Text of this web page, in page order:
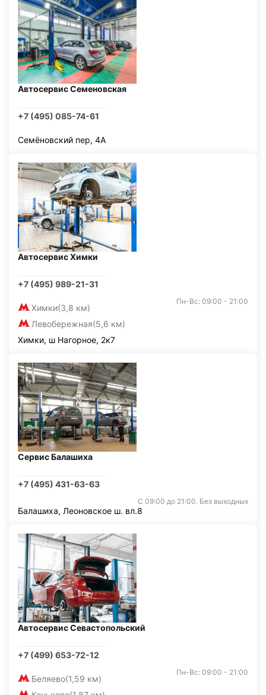
Автосервис Семеновская
+7 (495) 085-74-61
Семёновский пер, 4А
Автосервис Химки
+7 (495) 989-21-31
Химки(3,8 км)
Левобережная(5,6 км)
Пн-Вс: 09:00 - 21:00
Химки, ш Нагорное, 2к7
Сервис Балашиха
+7 (495) 431-63-63
С 09:00 до 21:00. Без выходных
Балашиха, Леоновское ш. вл.8
Автосервис Севастопольский
+7 (499) 653-72-12
Беляево(1,59 км)
Пн-Вс: 09:00 - 21:00